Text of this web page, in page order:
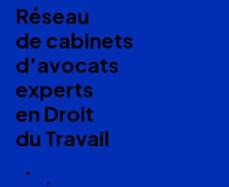
Réseau
de cabinets
d’avocats
experts
en Droit
du Travail